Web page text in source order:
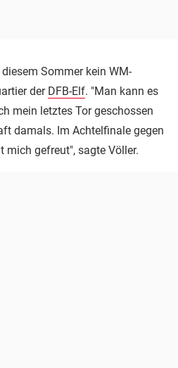
Sommer kein WM-
der DFB-Elf. "Man kann es
mein letztes Tor geschossen
damals. Im Achtelfinale gegen
mich gefreut", sagte Völler.